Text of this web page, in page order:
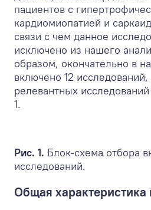
пациентов с
кардиомиопатией и
связи с чем данное
исключено из нашего
образом, окончательно в
включено 12
релевантных
1.
Рис. 1. Блок-схема отбора
исследований.
Общая характеристика